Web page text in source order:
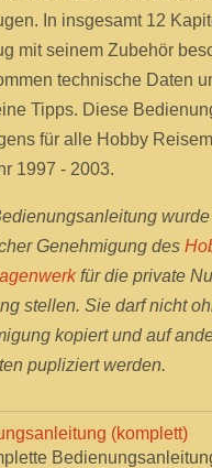
In insgesamt 12
mit seinem Zubehör
technische Daten
Tipps. Diese
für alle Hobby
1997 - 2003.
wurde
Genehmigung des
für die private
stellen. Sie darf nicht
kopiert und auf
pupliziert werden.
(komplett)